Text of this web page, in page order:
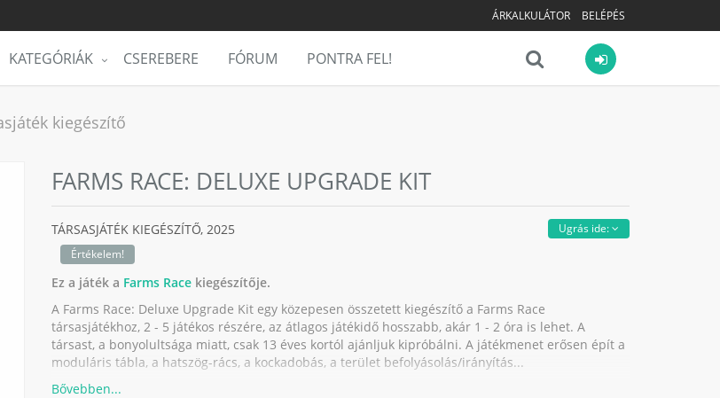
ÁRKALKULÁTOR BELÉPÉS
KATEGÓRIÁK CSEREBERE FÓRUM PONTRA FEL!
kiegészítő
FARMS RACE: DELUXE UPGRADE KIT
Ugrás ide:
TÁRSASJÁTÉK KIEGÉSZÍTŐ, 2025
Értékelem!
Ez a játék a Farms Racekiegészítője.
A Farms Race: Deluxe Upgrade Kit egy közepesen összetett kiegészítő a Farms Race
társasjátékhoz, 2 - 5 játékos részére, az átlagos játékidő hosszabb, akár 1 - 2 óra is lehet. A
társast, a bonyolultsága miatt, csak 13 éves kortól ajánljuk kipróbálni. A játékmenet erősen épít a
moduláris tábla, a hatszög-rács, a kockadobás, a terület befolyásolás/irányítás...